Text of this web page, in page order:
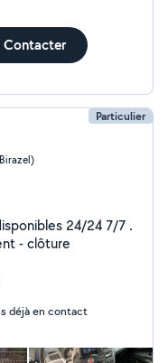
Contacter
Particulier
24/24 7/7 .
- clôture
déjà en contact